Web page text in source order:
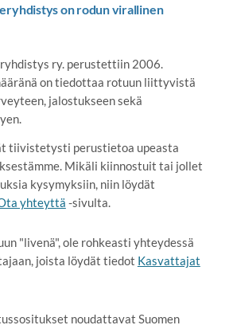
on rodun virallinen
ry. perustettiin 2006.
on tiedottaa rotuun liittyvistä
jalostukseen sekä
tiivistetysti perustietoa upeasta
Mikäli kiinnostuit tai jollet
kysymyksiin, niin löydät
yhteyttä -sivulta.
"livenä", ole rohkeasti yhteydessä
joista löydät tiedot Kasvattajat
noudattavat Suomen